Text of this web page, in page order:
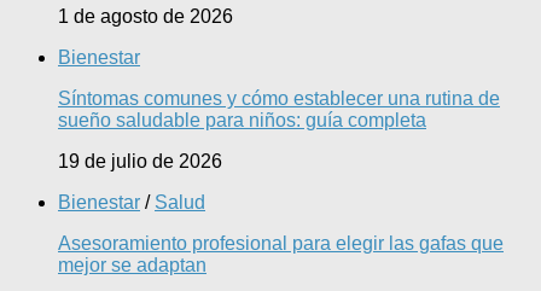
1 de agosto de 2026
Bienestar
Síntomas comunes y cómo establecer una rutina de
sueño saludable para niños: guía completa
19 de julio de 2026
Bienestar / Salud
Asesoramiento profesional para elegir las gafas que
mejor se adaptan